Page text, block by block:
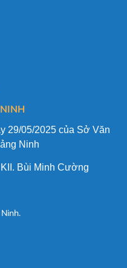
29/05/2025 của Sở Văn
Ninh
Bùi Minh Cường